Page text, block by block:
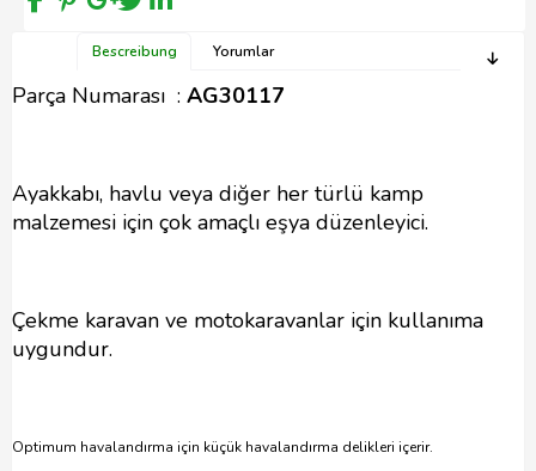
Bescreibung Yorumlar
Parça Numarası : AG30117
Ayakkabı, havlu veya diğer her türlü kamp
malzemesi için çok amaçlı eşya düzenleyici.
Çekme karavan ve motokaravanlar için kullanıma
uygundur.
Optimum havalandırma için küçük havalandırma delikleri içerir.